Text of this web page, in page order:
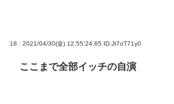
18 : 2021/04/30(金) 12:55:24.65 ID:Jt7oT71y0
ここまで全部イッチの自演